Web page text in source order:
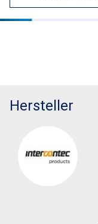
Hersteller